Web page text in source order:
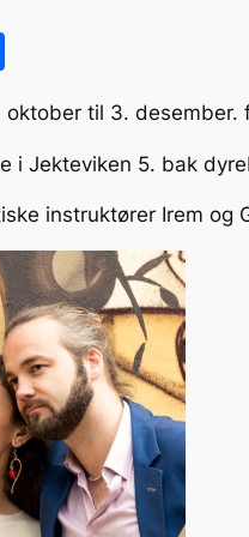
ar
e
oktober til 3.
i Jekteviken 5. bak
instruktører Irem og